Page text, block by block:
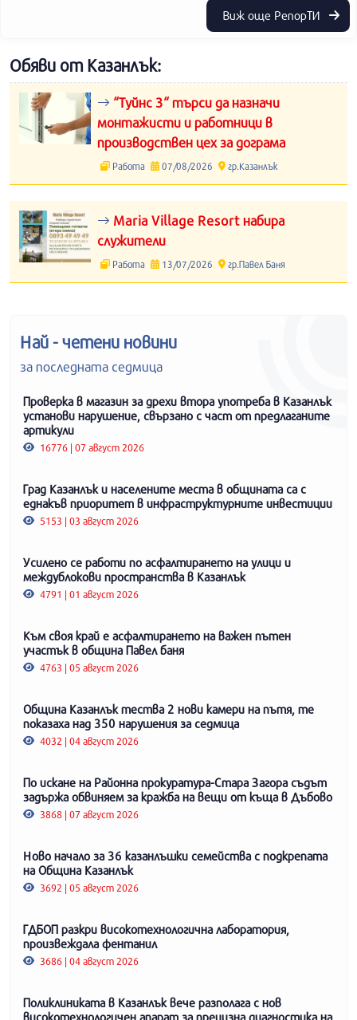
Виж още РепорТИ
Обяви от Казанлък:
“Туйнс 3“ търси да назначи
монтажисти и работници в
производствен цех за дограма
Работа 07/08/2026 гр.Казанлък
Maria Village Resort набира
служители
Работа 13/07/2026 гр.Павел Баня
Най - четени новини
за последната седмица
Проверка в магазин за дрехи втора употреба в Казанлък
установи нарушение, свързано с част от предлаганите
артикули
16776 | 07 август 2026
Град Казанлък и населените места в общината са с
еднакъв приоритет в инфраструктурните инвестиции
5153 | 03 август 2026
Усилено се работи по асфалтирането на улици и
междублокови пространства в Казанлък
4791 | 01 август 2026
Към своя край е асфалтирането на важен пътен
участък в община Павел баня
4763 | 05 август 2026
Община Казанлък тества 2 нови камери на пътя, те
показаха над 350 нарушения за седмица
4032 | 04 август 2026
По искане на Районна прокуратура-Стара Загора съдът
задържа обвиняем за кражба на вещи от къща в Дъбово
3868 | 07 август 2026
Ново начало за 36 казанлъшки семейства с подкрепата
на Община Казанлък
3692 | 05 август 2026
ГДБОП разкри високотехнологична лаборатория,
произвеждала фентанил
3686 | 04 август 2026
Поликлиниката в Казанлък вече разполага с нов
високотехнологичен апарат за прецизна диагностика на